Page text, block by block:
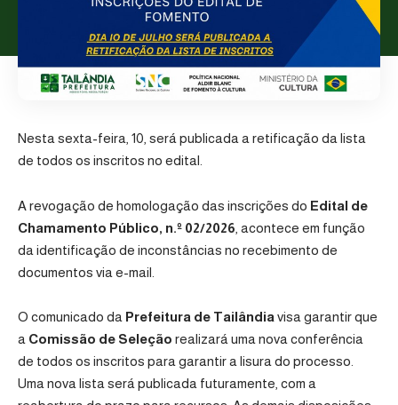
Nesta sexta-feira, 10, será publicada a retificação da lista
de todos os inscritos no edital.
A revogação de homologação das inscrições do Edital de
Chamamento Público, n.º 02/2026 , acontece em função
da identificação de inconstâncias no recebimento de
documentos via e-mail.
O comunicado da Prefeitura de Tailândia visa garantir que
a Comissão de Seleção realizará uma nova conferência
de todos os inscritos para garantir a lisura do processo.
Uma nova lista será publicada futuramente, com a